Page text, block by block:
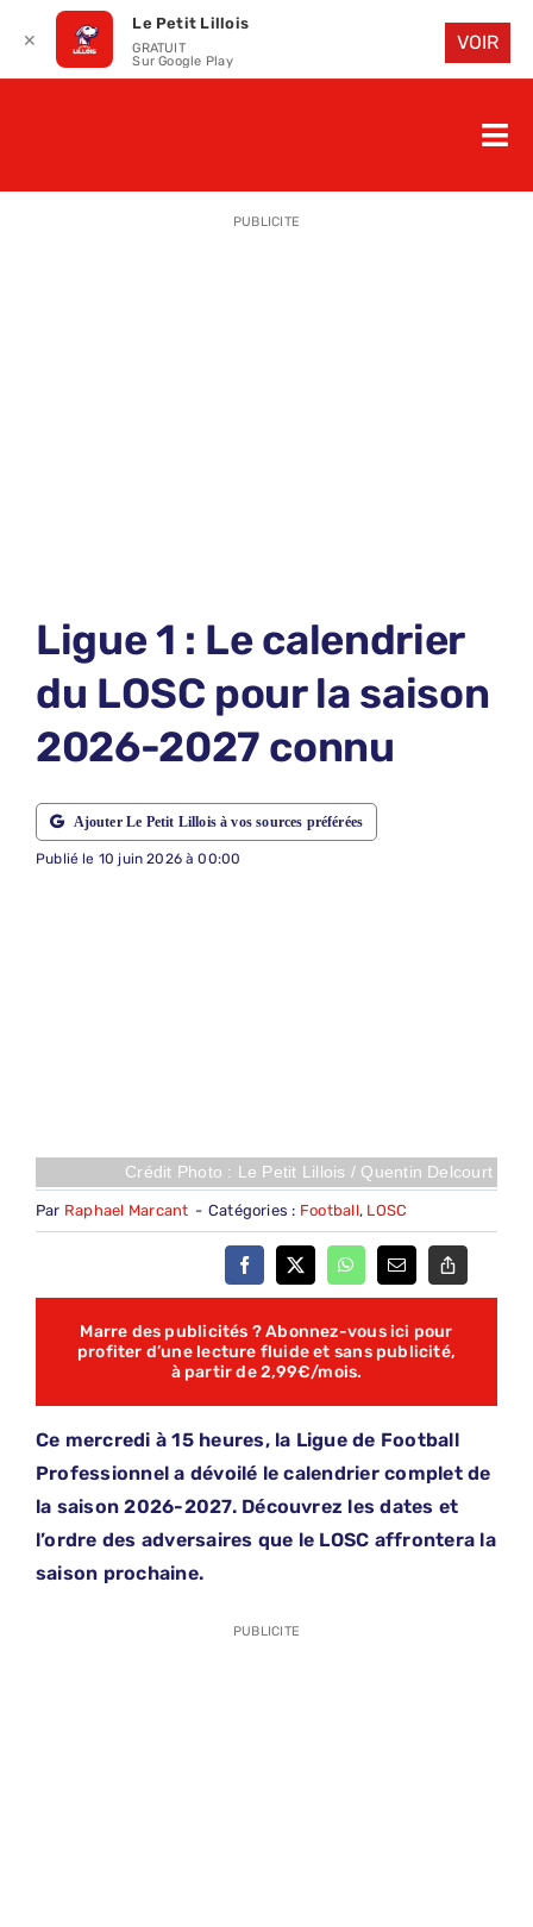
à
NOUS
PUBLICITE
Ligue 1 : Le calendrier
du LOSC pour la saison
2026-2027 connu
Ajouter Le Petit Lillois à vos sources préférées
Publié le 10 juin 2026 à 00:00
Crédit Photo : Le Petit Lillois / Quentin Delcourt
Par Raphael Marcant - Catégories : Football, LOSC
Marre des publicités ? Abonnez-vous ici pour
profiter d’une lecture fluide et sans publicité,
à partir de 2,99€/mois.
Ce mercredi à 15 heures, la Ligue de Football
Professionnel a dévoilé le calendrier complet de
la saison 2026-2027. Découvrez les dates et
l’ordre des adversaires que le LOSC affrontera la
saison prochaine.
PUBLICITE
✕
Le Petit Lillois
GRATUIT
Sur Google Play
VOIR